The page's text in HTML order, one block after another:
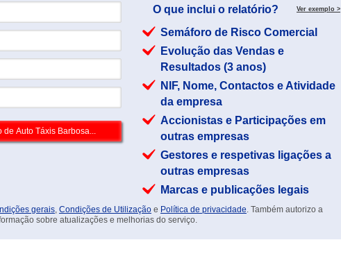
O que inclui o relatório? Ver exemplo >
Semáforo de Risco Comercial
Evolução das Vendas e
Resultados (3 anos)
NIF, Nome, Contactos e Atividade
da empresa
Accionistas e Participações em
outras empresas
Gestores e respetivas ligações a
outras empresas
Marcas e publicações legais
gerais, Condições de Utilização e Política de privacidade. Também autorizo a
sobre atualizações e melhorias do serviço.